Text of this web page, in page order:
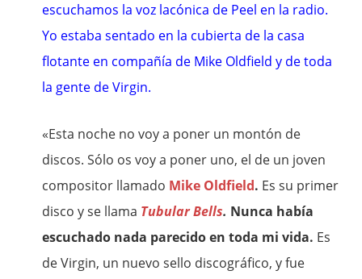
escuchamos la voz lacónica de Peel en la radio.
Yo estaba sentado en la cubierta de la casa
flotante en compañía de Mike Oldfield y de toda
la gente de Virgin.
«Esta noche no voy a poner un montón de
discos. Sólo os voy a poner uno, el de un joven
compositor llamado Mike Oldfield. Es su primer
disco y se llama Tubular Bells. Nunca había
escuchado nada parecido en toda mi vida. Es
de Virgin, un nuevo sello discográfico, y fue